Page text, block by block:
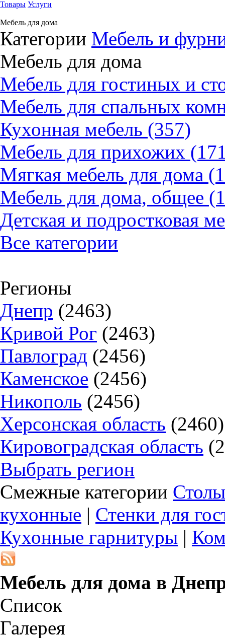
Товары Услуги
Мебель для дома
Категории Мебель и
Мебель для дома
Мебель для гостиных и
Мебель для спальных
Кухонная мебель (357)
Мебель для прихожих
Мягкая мебель для дома
Мебель для дома, общее
Детская и подростковая
Все категории
Регионы
Днепр (2463)
Кривой Рог (2463)
Павлоград (2456)
Каменское (2456)
Никополь (2456)
Херсонская область (2460)
Кировоградская область
Выбрать регион
Смежные категории
кухонные | Стенки для
Кухонные гарнитуры |
Мебель для дома в
Список
Галерея